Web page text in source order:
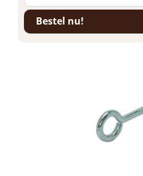
Bestel nu!